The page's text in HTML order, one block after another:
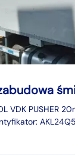
VDK PUSHER